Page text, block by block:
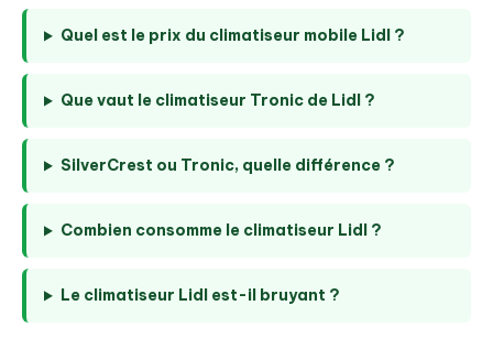
Quel est le prix du climatiseur mobile Lidl ?
Que vaut le climatiseur Tronic de Lidl ?
SilverCrest ou Tronic, quelle différence ?
Combien consomme le climatiseur Lidl ?
Le climatiseur Lidl est-il bruyant ?